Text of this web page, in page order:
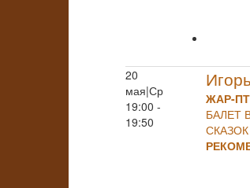
20
мая|Ср
19:00 -
19:50
ЖАР-
БАЛЕТ
СКАЗОК